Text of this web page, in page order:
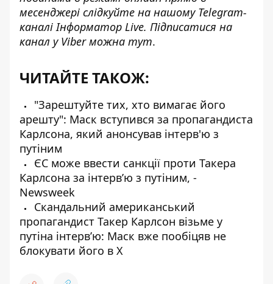
месенджері слідкуйте на нашому Telegram-
каналіІнформатор Live. Підписатися на
канал у Viber можна тут.
ЧИТАЙТЕ ТАКОЖ:
"Зарештуйте тих, хто вимагає його
арешту": Маск вступився за пропагандиста
Карлсона, який анонсував інтерв'ю з
путіним
ЄС може ввести санкції проти Такера
Карлсона за інтервʼю з путіним, -
Newsweek
Скандальний американський
пропагандист Такер Карлсон візьме у
путіна інтерв’ю: Маск вже пообіцяв не
блокувати його в X